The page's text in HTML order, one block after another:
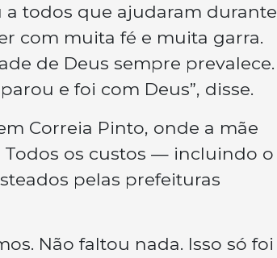
a todos que ajudaram durante
com muita fé e muita garra.
de Deus sempre prevalece.
e foi com Deus”, disse.
Correia Pinto, onde a mãe
os custos — incluindo o
pelas prefeituras
Não faltou nada. Isso só foi